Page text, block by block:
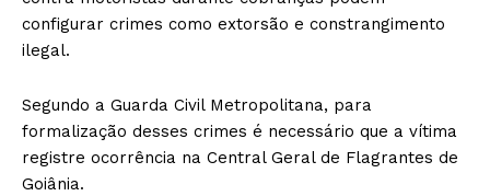
configurar crimes como extorsão e constrangimento
ilegal.
Segundo a Guarda Civil Metropolitana, para
formalização desses crimes é necessário que a vítima
registre ocorrência na Central Geral de Flagrantes de
Goiânia.